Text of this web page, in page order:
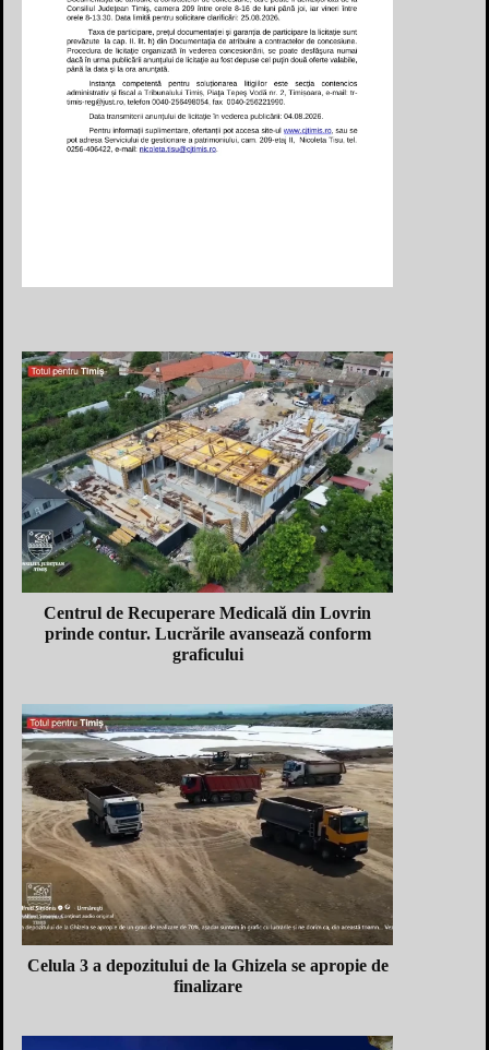
Centrul de Recuperare Medicală din Lovrin
prinde contur. Lucrările avansează conform
graficului
Celula 3 a depozitului de la Ghizela se apropie de
finalizare